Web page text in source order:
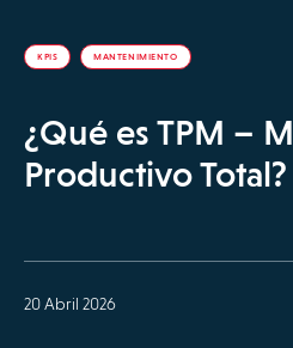
KPIS MANTENIMIENTO
¿Qué es TPM –
Productivo Total?
20 Abril 2026